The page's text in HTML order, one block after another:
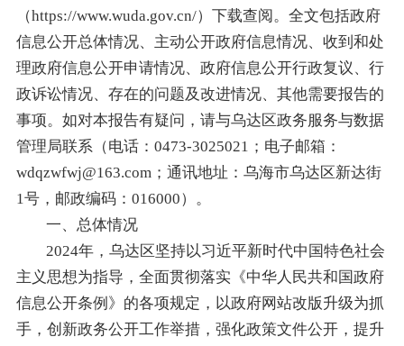
（https://www.wuda.gov.cn/）下载查阅。全文包括政府
信息公开总体情况、主动公开政府信息情况、收到和处
理政府信息公开申请情况、政府信息公开行政复议、行
政诉讼情况、存在的问题及改进情况、其他需要报告的
事项。如对本报告有疑问，请与乌达区政务服务与数据
管理局联系（电话：0473-3025021；电子邮箱：
wdqzwfwj@163.com；通讯地址：乌海市乌达区新达街
1号，邮政编码：016000）。
一、总体情况
2024年，乌达区坚持以习近平新时代中国特色社会
主义思想为指导，全面贯彻落实《中华人民共和国政府
信息公开条例》的各项规定，以政府网站改版升级为抓
手，创新政务公开工作举措，强化政策文件公开，提升